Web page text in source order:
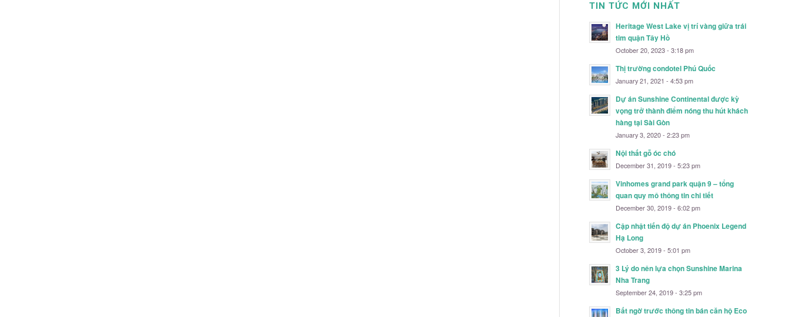
TIN TỨC MỚI NHẤT
Heritage West Lake vị trí vàng giữa trái
tim quận Tây Hồ
October 20, 2023 - 3:18 pm
Thị trường condotel Phú Quốc
January 21, 2021 - 4:53 pm
Dự án Sunshine Continental được kỳ
vọng trở thành điểm nóng thu hút khách
hàng tại Sài Gòn
January 3, 2020 - 2:23 pm
Nội thất gỗ óc chó
December 31, 2019 - 5:23 pm
Vinhomes grand park quận 9 – tổng
quan quy mô thông tin chi tiết
December 30, 2019 - 6:02 pm
Cập nhật tiến độ dự án Phoenix Legend
Hạ Long
October 3, 2019 - 5:01 pm
3 Lý do nên lựa chọn Sunshine Marina
Nha Trang
September 24, 2019 - 3:25 pm
Bất ngờ trước thông tin bán căn hộ Eco